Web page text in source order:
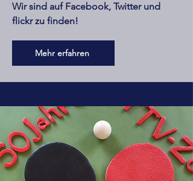
Wir sind auf Facebook, Twitter und
flickr zu finden!
Mehr erfahren